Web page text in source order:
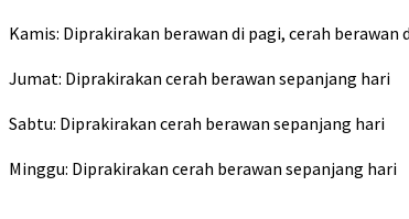
Kamis: Diprakirakan berawan di pagi, cerah berawan
Jumat: Diprakirakan cerah berawan sepanjang hari
Sabtu: Diprakirakan cerah berawan sepanjang hari
Minggu: Diprakirakan cerah berawan sepanjang hari